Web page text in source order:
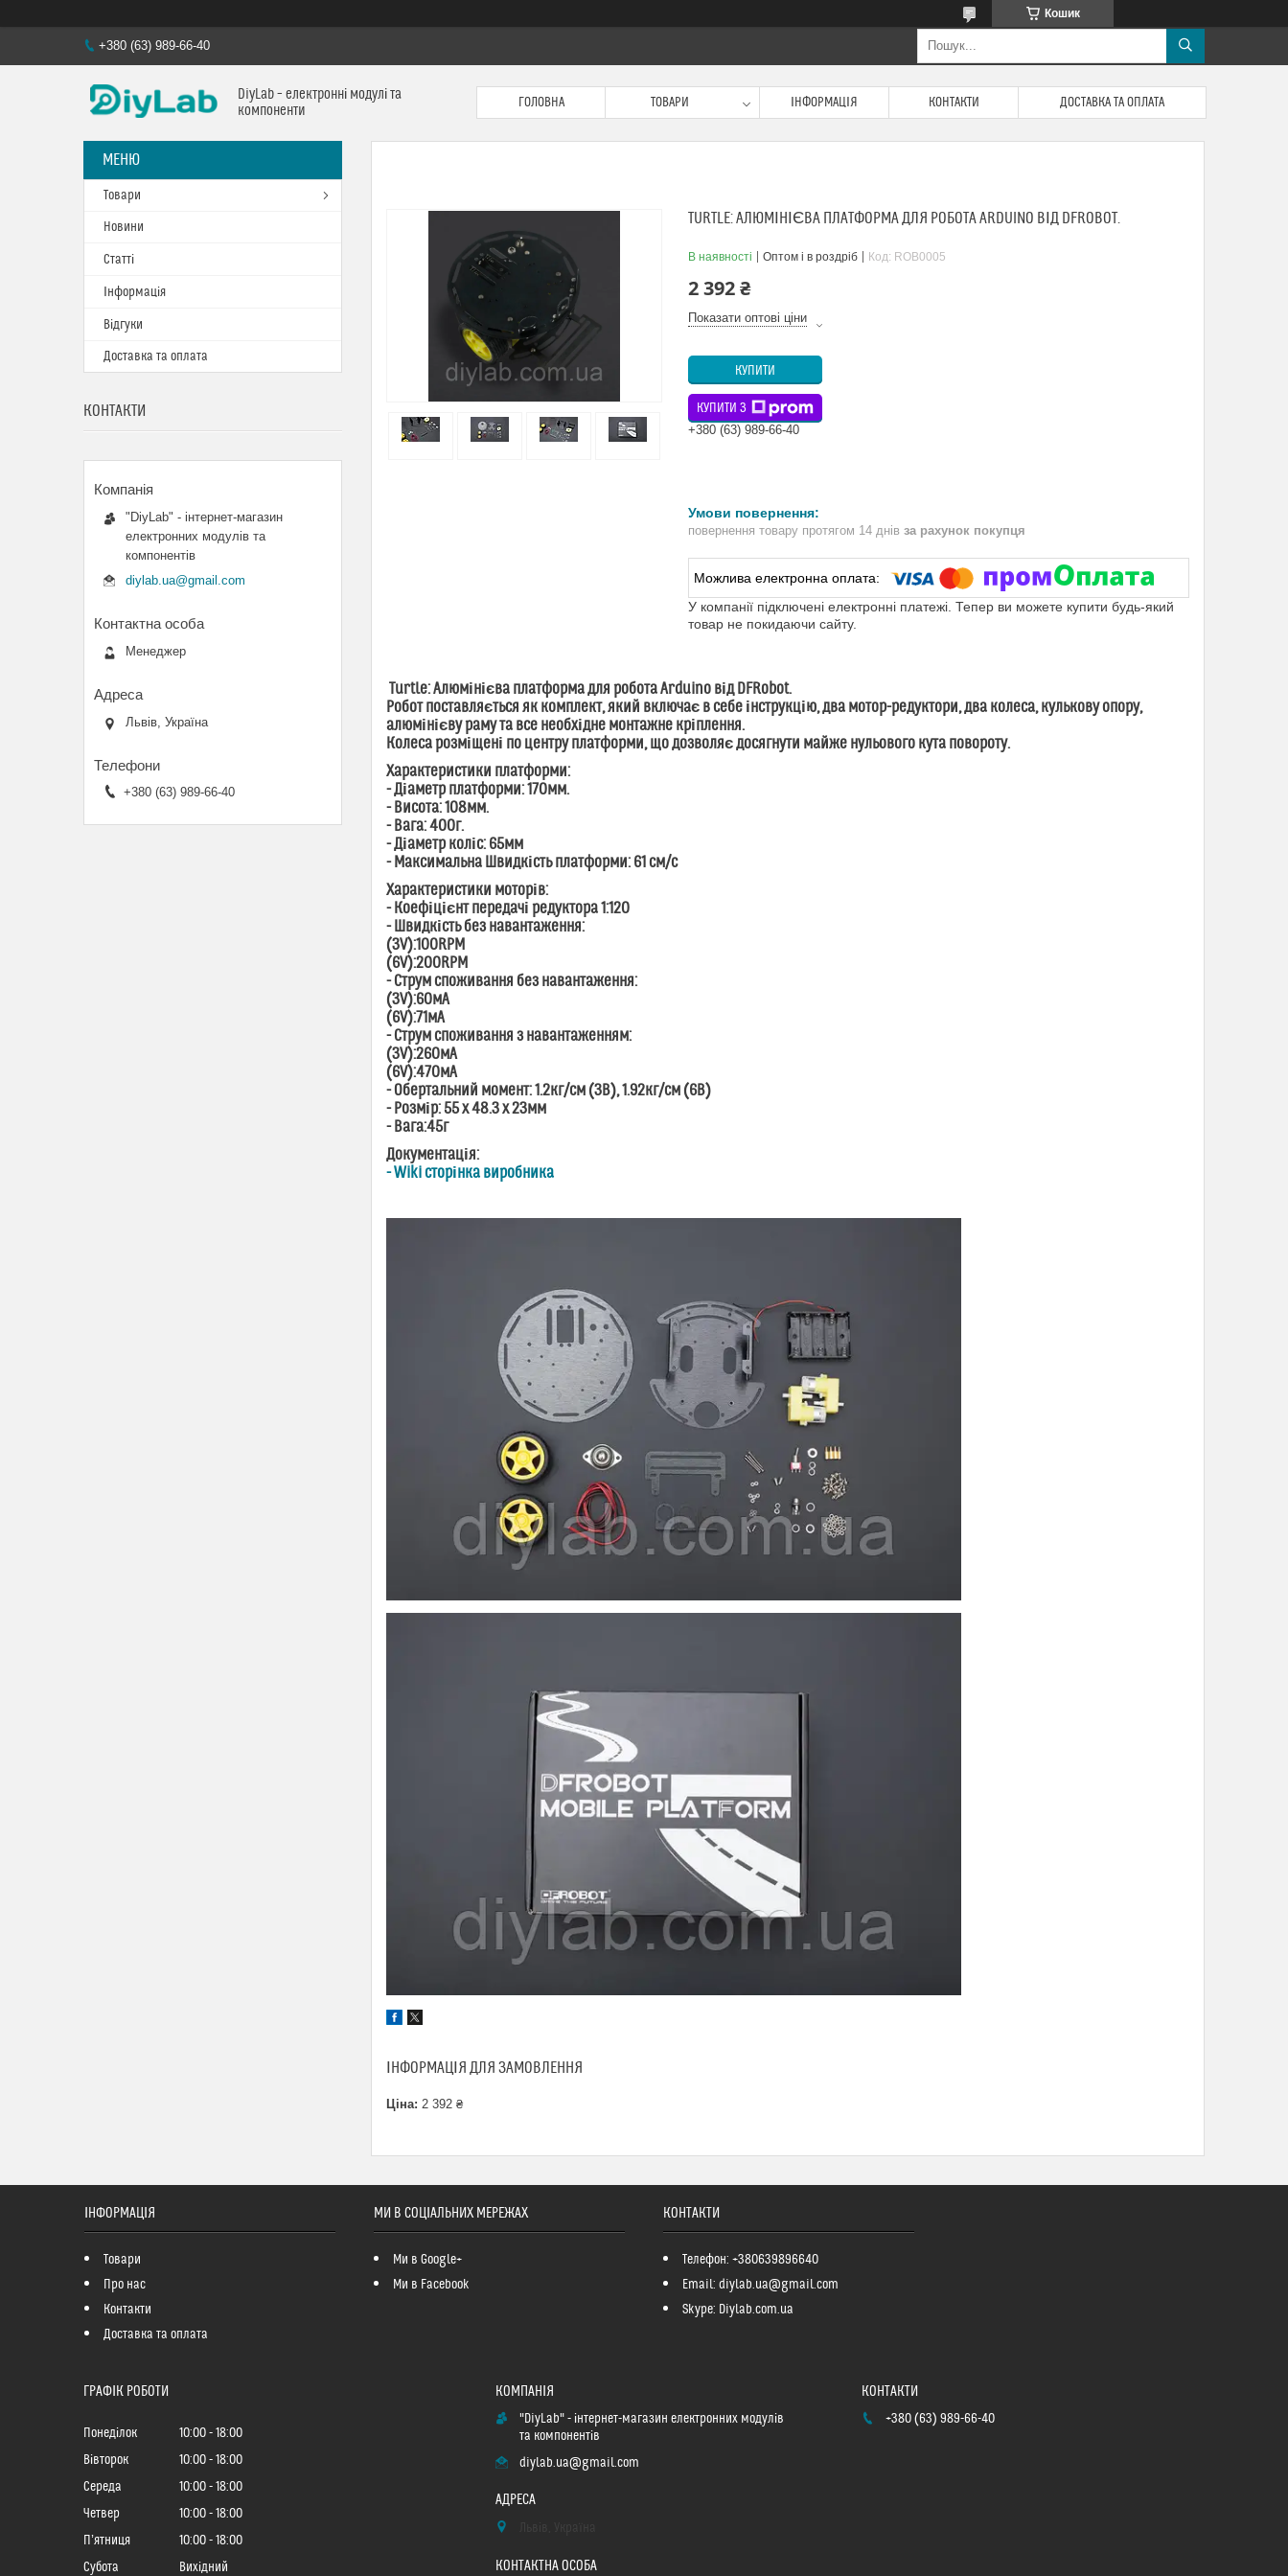
Кошик
+380 (63) 989-66-40
DiyLab – електронні модулі та
компоненти
ГОЛОВНА ТОВАРИ ІНФОРМАЦІЯ КОНТАКТИ ДОСТАВКА ТА ОПЛАТА
TURTLE: АЛЮМІНІЄВА ПЛАТФОРМА ДЛЯ РОБОТА ARDUINO ВІД DFROBOT.
В наявності Оптом і в роздріб Код: ROB0005
2 392 ₴
Показати оптові ціни
КУПИТИ
КУПИТИ З
+380 (63) 989-66-40
повернення товару протягом 14 днів за рахунок покупця
У компанії підключені електронні платежі. Тепер ви можете купити будь-який
товар не покидаючи сайту.
Turtle: Алюмінієва платформа для робота Arduino від DFRobot.
Робот поставляється як комплект, який включає в себе інструкцію, два мотор-редуктори, два колеса, кулькову опору,
алюмінієву раму та все необхідне монтажне кріплення.
Колеса розміщені по центру платформи, що дозволяє досягнути майже нульового кута повороту.
Характеристики платформи:
- Діаметр платформи: 170мм.
- Висота: 108мм.
- Вага: 400г.
- Діаметр коліс: 65мм
- Максимальна Швидкість платформи: 61 см/с
Характеристики моторів:
- Коефіцієнт передачі редуктора 1:120
- Швидкість без навантаження:
(3V):100RPM
(6V):200RPM
- Струм споживання без навантаження:
(3V):60мА
(6V):71мА
- Струм споживання з навантаженням:
(3V):260мА
(6V):470мА
- Обертальний момент: 1.2кг/см (3В), 1.92кг/см (6В)
- Розмір: 55 x 48.3 x 23мм
- Вага:45г
Документація:
- Wiki сторінка виробника
ІНФОРМАЦІЯ ДЛЯ ЗАМОВЛЕННЯ
Ціна: 2 392 ₴
Товари
Новини
Статті
Інформація
Відгуки
Доставка та оплата
КОНТАКТИ
"DiyLab" - інтернет-магазин
електронних модулів та
компонентів
diylab.ua@gmail.com
Менеджер
Львів, Україна
+380 (63) 989-66-40
ІНФОРМАЦІЯ
Товари
Про нас
Контакти
Доставка та оплата
МИ В СОЦІАЛЬНИХ МЕРЕЖАХ
Ми в Google+
Ми в Facebook
КОНТАКТИ
Телефон: +380639896640
Email: diylab.ua@gmail.com
Skype: Diylab.com.ua
ГРАФІК РОБОТИ
Понеділок 10:00
18:00
Вівторок
10:00
18:00
Середа
10:00
18:00
Четвер
10:00
18:00
Пʼятниця
10:00
18:00
Субота
Вихідний
"DiyLab" - інтернет-магазин електронних модулів
та компонентів
diylab.ua@gmail.com
+380 (63) 989-66-40